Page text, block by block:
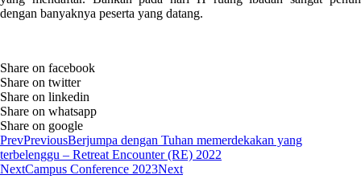
dengan banyaknya peserta yang datang.
Share on facebook
Share on twitter
Share on linkedin
Share on whatsapp
Share on google
PrevPreviousBerjumpa dengan Tuhan memerdekakan yang
terbelenggu – Retreat Encounter (RE) 2022
NextCampus Conference 2023Next